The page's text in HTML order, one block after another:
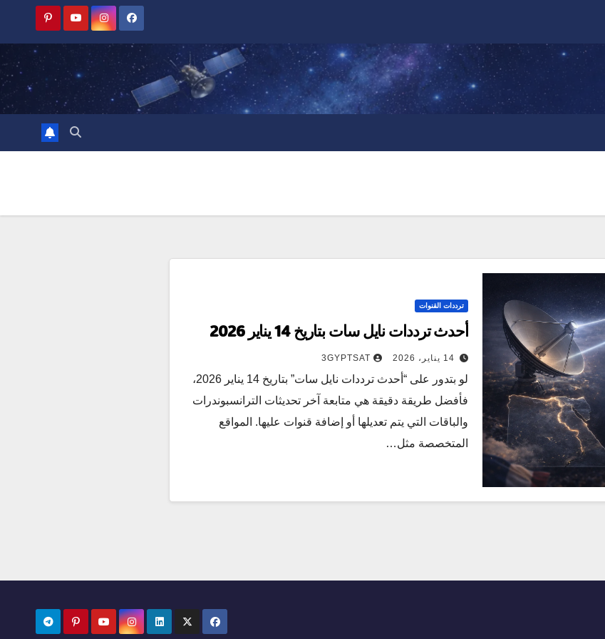
ترددات القنوات
أحدث ترددات نايل سات بتاريخ 14 يناير 2026
14 يناير، 2026 3GYPTSAT
لو بتدور على “أحدث ترددات نايل سات” بتاريخ 14 يناير 2026،
فأفضل طريقة دقيقة هي متابعة آخر تحديثات الترانسبوندرات
والباقات التي يتم تعديلها أو إضافة قنوات عليها. المواقع
المتخصصة مثل…